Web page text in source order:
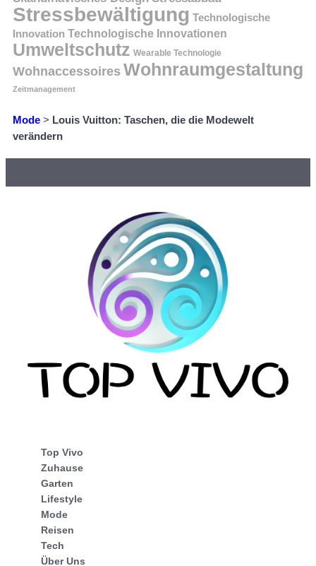
Stressbewältigung Technologische
Innovation Technologische Innovationen
Umweltschutz Wearable Technologie
Wohnaccessoires Wohnraumgestaltung
Zeitmanagement
Mode > Louis Vuitton: Taschen, die die Modewelt
verändern
Top Vivo
Zuhause
Garten
Lifestyle
Mode
Reisen
Tech
Über Uns